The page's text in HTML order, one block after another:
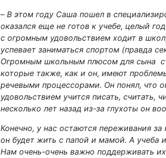
– В этом году Саша пошел в
оказался еще не готов к учебе, целый
с огромным удовольствием ходит в
успевает заниматься спортом (правда
Огромным школьным плюсом для сына
которые также, как и он, имеют
речевыми процессорами. Он понял, что
удовольствием учится писать, считать,
несколько лет назад из-за глухоты он
Конечно, у нас остаются переживания
он будет жить с папой и мамой. А учеба
Нам очень-очень важно поддерживать